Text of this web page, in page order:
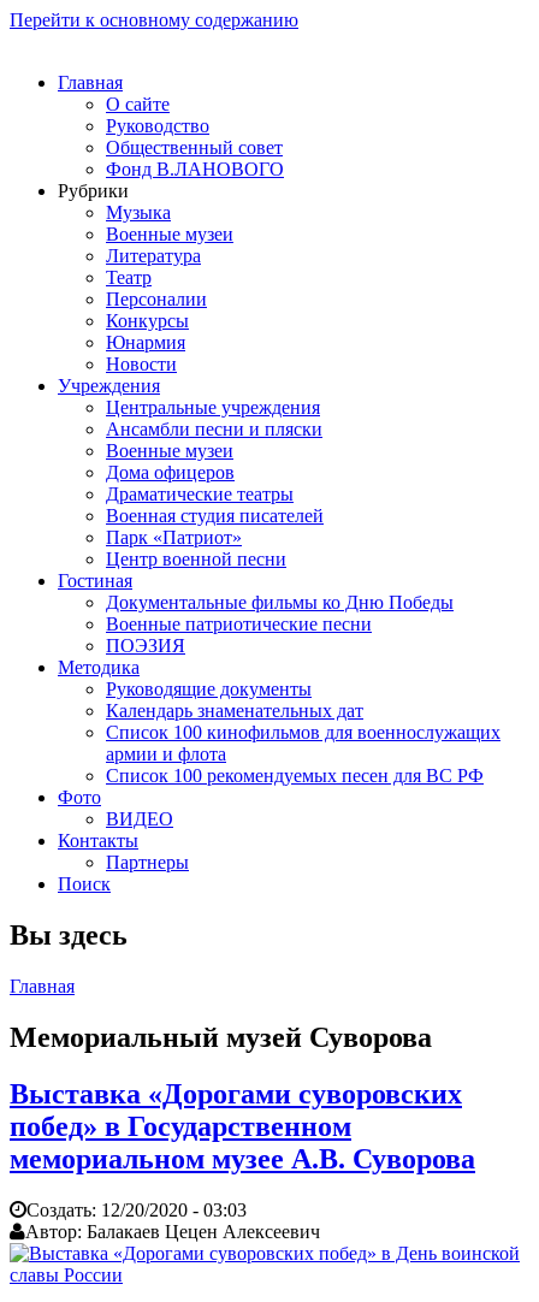
Перейти к основному содержанию
Главная
О сайте
Руководство
Общественный совет
Фонд В.ЛАНОВОГО
Рубрики
Музыка
Военные музеи
Литература
Театр
Персоналии
Конкурсы
Юнармия
Новости
Учреждения
Центральные учреждения
Ансамбли песни и пляски
Военные музеи
Дома офицеров
Драматические театры
Военная студия писателей
Парк «Патриот»
Центр военной песни
Гостиная
Документальные фильмы ко Дню Победы
Военные патриотические песни
ПОЭЗИЯ
Методика
Руководящие документы
Календарь знаменательных дат
Список 100 кинофильмов для военнослужащих
армии и флота
Список 100 рекомендуемых песен для ВС РФ
Фото
ВИДЕО
Контакты
Партнеры
Поиск
Вы здесь
Главная
Мемориальный музей Суворова
Выставка «Дорогами суворовских
побед» в Государственном
мемориальном музее А.В. Суворова
Создать: 12/20/2020 - 03:03
Автор: Балакаев Цецен Алексеевич